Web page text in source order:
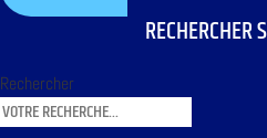
RECHERCHER
Rechercher